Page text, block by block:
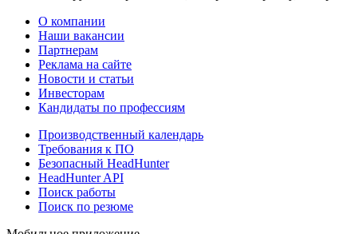
О компании
Наши вакансии
Партнерам
Реклама на сайте
Новости и статьи
Инвесторам
Кандидаты по профессиям
Производственный календарь
Требования к ПО
Безопасный HeadHunter
HeadHunter API
Поиск работы
Поиск по резюме